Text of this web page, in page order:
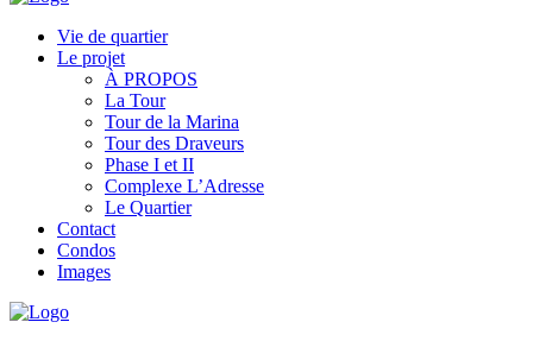
Vie de quartier
Le projet
À PROPOS
La Tour
Tour de la Marina
Tour des Draveurs
Phase I et II
Complexe L’Adresse
Le Quartier
Contact
Condos
Images